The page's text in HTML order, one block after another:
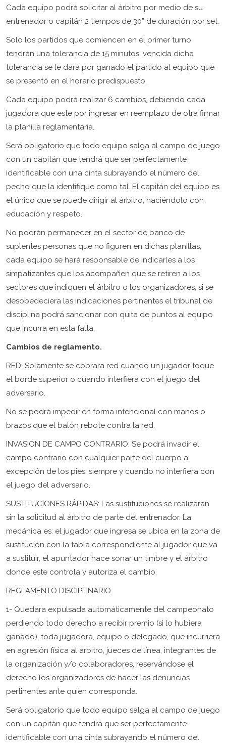
Cada equipo podrá solicitar al árbitro por medio de su
entrenador o capitán 2 tiempos de 30” de duración por set.
Solo los partidos que comiencen en el primer turno
tendrán una tolerancia de 15 minutos, vencida dicha
tolerancia se le dará por ganado el partido al equipo que
se presentó en el horario predispuesto.
Cada equipo podrá realizar 6 cambios, debiendo cada
jugadora que este por ingresar en reemplazo de otra firmar
la planilla reglamentaria.
Será obligatorio que todo equipo salga al campo de juego
con un capitán que tendrá que ser perfectamente
identificable con una cinta subrayando el número del
pecho que la identifique como tal. El capitán del equipo es
el único que se puede dirigir al árbitro, haciéndolo con
educación y respeto.
No podrán permanecer en el sector de banco de
suplentes personas que no figuren en dichas planillas,
cada equipo se hará responsable de indicarles a los
simpatizantes que los acompañen que se retiren a los
sectores que indiquen el árbitro o los organizadores, si se
desobedeciera las indicaciones pertinentes el tribunal de
disciplina podrá sancionar con quita de puntos al equipo
que incurra en esta falta.
Cambios de reglamento.
RED: Solamente se cobrara red cuando un jugador toque
el borde superior o cuando interfiera con el juego del
adversario.
No se podrá impedir en forma intencional con manos o
brazos que el balón rebote contra la red.
INVASIÓN DE CAMPO CONTRARIO: Se podrá invadir el
campo contrario con cualquier parte del cuerpo a
excepción de los pies, siempre y cuando no interfiera con
el juego del adversario.
SUSTITUCIONES RÁPIDAS: Las sustituciones se realizaran
sin la solicitud al árbitro de parte del entrenador. La
mecánica es: el jugador que ingresa se ubica en la zona de
sustitución con la tabla correspondiente al jugador que va
a sustituir, el apuntador hace sonar un timbre y el árbitro
donde este controla y autoriza el cambio.
REGLAMENTO DISCIPLINARIO.
1- Quedara expulsada automáticamente del campeonato
perdiendo todo derecho a recibir premio (si lo hubiera
ganado), toda jugadora, equipo o delegado, que incurriera
en agresión física al árbitro, jueces de línea, integrantes de
la organización y/o colaboradores, reservándose el
derecho los organizadores de hacer las denuncias
pertinentes ante quien corresponda.
Será obligatorio que todo equipo salga al campo de juego
con un capitán que tendrá que ser perfectamente
identificable con una cinta subrayando el número del